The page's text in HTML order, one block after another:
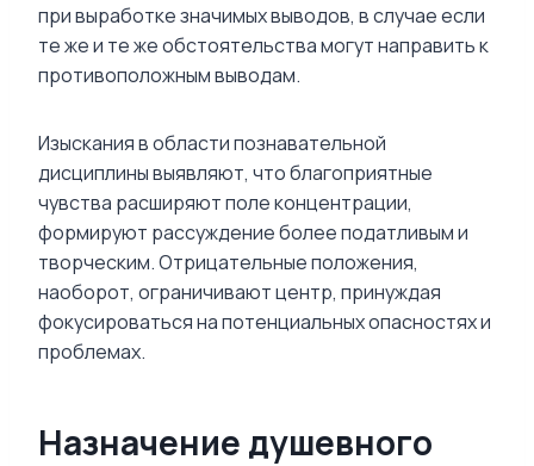
при выработке значимых выводов, в случае если
те же и те же обстоятельства могут направить к
противоположным выводам.
Изыскания в области познавательной
дисциплины выявляют, что благоприятные
чувства расширяют поле концентрации,
формируют рассуждение более податливым и
творческим. Отрицательные положения,
наоборот, ограничивают центр, принуждая
фокусироваться на потенциальных опасностях и
проблемах.
Назначение душевного